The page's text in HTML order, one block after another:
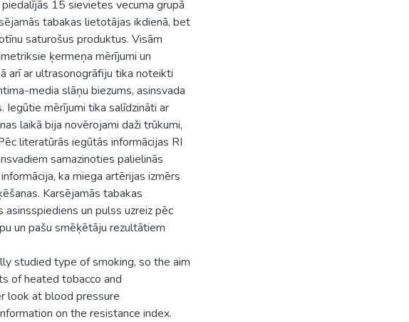
15 sievietes vecuma grupā
tabakas lietotājas ikdienā, bet
saturošus produktus. Visām
ķermeņa mērījumi un
arī ar ultrasonogrāfiju tika noteikti
media slāņu biezums, asinsvada
mērījumi tika salīdzināti ar
laikā bija novērojami daži trūkumi,
literatūrās iegūtās informācijas RI
samazinoties palielinās
ka miega artērijas izmērs
Karsējamās tabakas
un pulss uzreiz pēc
un pašu smēķētāju rezultātiem
studied type of smoking, so the aim
of heated tobacco and
look at blood pressure
on the resistance index.